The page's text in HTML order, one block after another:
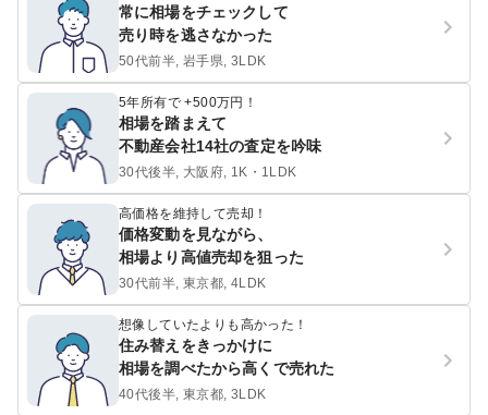
常に相場をチェックして
売り時を逃さなかった
50代前半, 岩手県, 3LDK
5年所有で +500万円！
相場を踏まえて
不動産会社14社の査定を吟味
30代後半, 大阪府, 1K・1LDK
高価格を維持して売却！
価格変動を見ながら、
相場より高値売却を狙った
30代前半, 東京都, 4LDK
想像していたよりも高かった！
住み替えをきっかけに
相場を調べたから高くで売れた
40代後半, 東京都, 3LDK